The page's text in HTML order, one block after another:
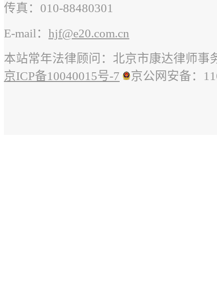
传真：010-88480301
E-mail： hjf@e20.com.cn
本站常年法律顾问：北京市康达律师事
京ICP备10040015号-7
京公网安备：